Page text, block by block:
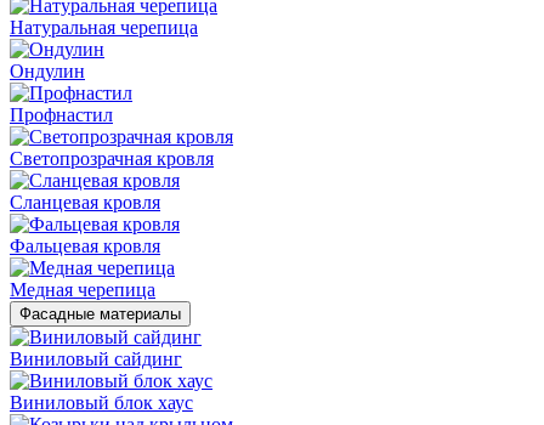
Натуральная черепица
Ондулин
Профнастил
Светопрозрачная кровля
Сланцевая кровля
Фальцевая кровля
Медная черепица
Фасадные материалы
Виниловый сайдинг
Виниловый блок хаус